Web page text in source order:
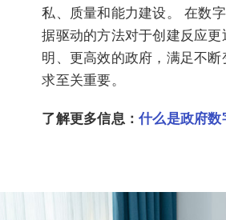
私、质量和能力建设。 在数
据驱动的方法对于创建反应更
明、更高效的政府，满足不
求至关重要。
了解更多信息：什么是政府数